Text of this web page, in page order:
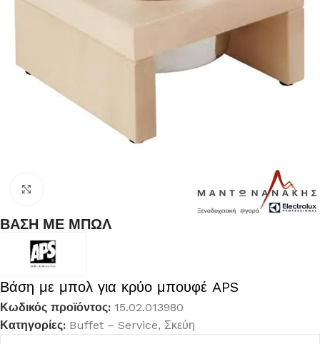
ΒΑΣΗ ΜΕ ΜΠΩΛ
Βάση με μπολ για κρύο μπουφέ APS
Κωδικός προϊόντος: 15.02.013980
Κατηγορίες: Buffet – Service, Σκεύη